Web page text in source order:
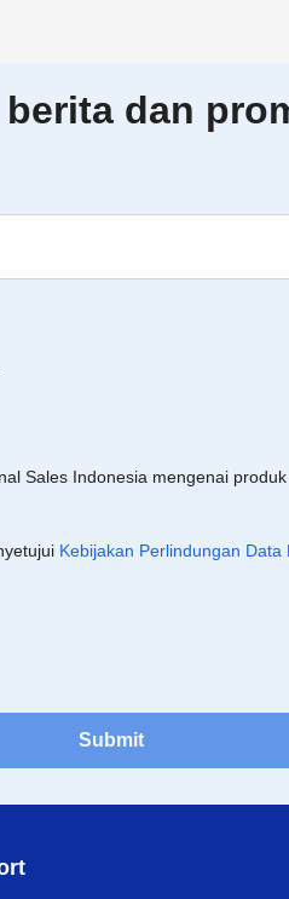
dan
Sales Indonesia mengenai
Kebijakan Perlindungan Data
Submit